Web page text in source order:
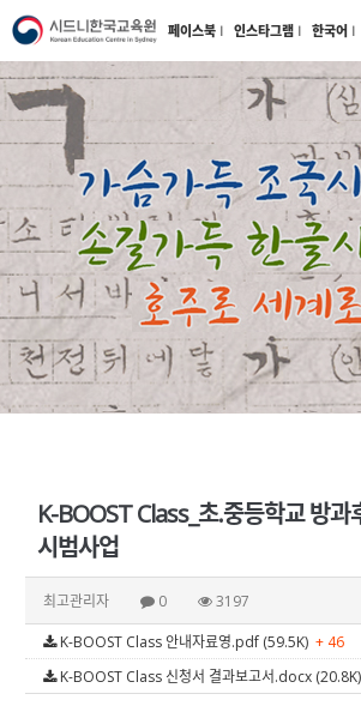
페이스북 l 인스타그램 l 한국어 l
K-BOOST Class_초.중등학교 방과
시범사업
최고관리자 0 3197
K-BOOST Class 안내자료영.pdf (59.5K) + 46
K-BOOST Class 신청서 결과보고서.docx (20.8K)